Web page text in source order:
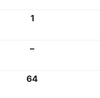
1
–
64